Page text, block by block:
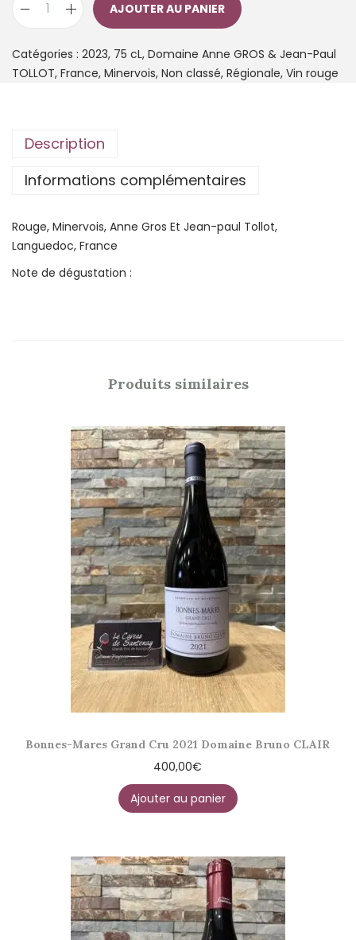
AJOUTER AU PANIER
Catégories : 2023, 75 cL, Domaine Anne GROS & Jean-Paul
TOLLOT, France, Minervois, Non classé, Régionale, Vin rouge
Description
Informations complémentaires
Rouge, Minervois, Anne Gros Et Jean-paul Tollot,
Languedoc, France
Note de dégustation :
Produits similaires
Bonnes-Mares Grand Cru 2021 Domaine Bruno CLAIR
400,00€
Ajouter au panier